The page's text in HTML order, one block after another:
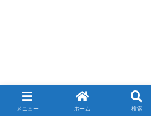
メニュー ホーム 検索